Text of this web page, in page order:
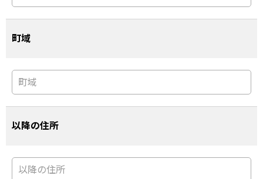
町域
以降の住所